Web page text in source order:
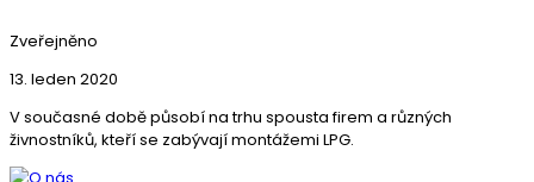
Zveřejněno
13. leden 2020
V současné době působí na trhu spousta firem a různých
živnostníků, kteří se zabývají montážemi LPG.